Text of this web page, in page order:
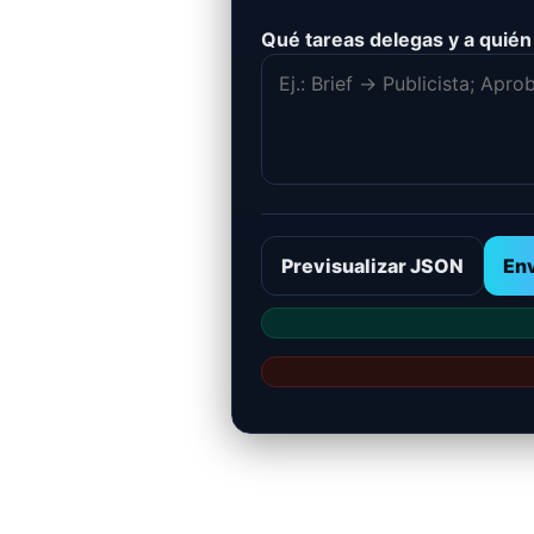
Qué tareas delegas y a quién
Previsualizar JSON